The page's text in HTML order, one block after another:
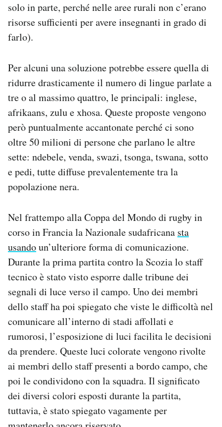
solo in parte, perché nelle aree rurali non c’erano
risorse sufficienti per avere insegnanti in grado di
farlo).
Per alcuni una soluzione potrebbe essere quella di
ridurre drasticamente il numero di lingue parlate a
tre o al massimo quattro, le principali: inglese,
afrikaans, zulu e xhosa. Queste proposte vengono
però puntualmente accantonate perché ci sono
oltre 50 milioni di persone che parlano le altre
sette: ndebele, venda, swazi, tsonga, tswana, sotto
e pedi, tutte diffuse prevalentemente tra la
popolazione nera.
Nel frattempo alla Coppa del Mondo di rugby in
corso in Francia la Nazionale sudafricana sta
usandoun’ulteriore forma di comunicazione.
Durante la prima partita contro la Scozia lo staff
tecnico è stato visto esporre dalle tribune dei
segnali di luce verso il campo. Uno dei membri
dello staff ha poi spiegato che viste le difficoltà nel
comunicare all’interno di stadi affollati e
rumorosi, l’esposizione di luci facilita le decisioni
da prendere. Queste luci colorate vengono rivolte
ai membri dello staff presenti a bordo campo, che
poi le condividono con la squadra. Il significato
dei diversi colori esposti durante la partita,
tuttavia, è stato spiegato vagamente per